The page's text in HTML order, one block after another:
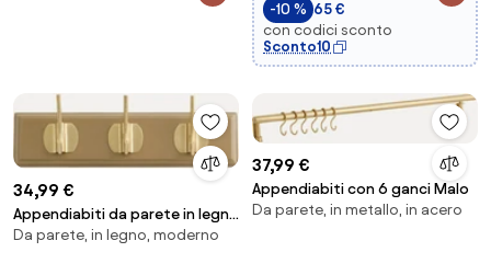
-10 % 65 €
con codici sconto
Sconto10
34,99 €
Appendiabiti da parete in legno
fatto a mano Edgy
Da parete, in legno, moderno
37,99 €
Appendiabiti con 6 ganci Malo
Da parete, in metallo, in acero